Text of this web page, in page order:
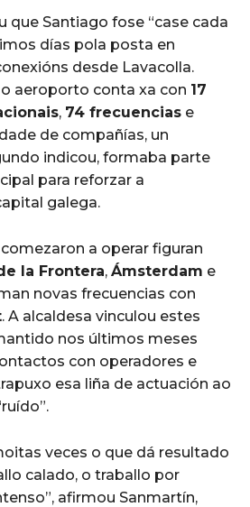
que Santiago fose “case cada
días pola posta en
desde Lavacolla.
aeroporto conta xa con 17
, 74 frecuencias e
de compañías, un
indicou, formaba parte
para reforzar a
galega.
a operar figuran
la Frontera, Ámsterdam e
novas frecuencias con
. A alcaldesa vinculou estes
nos últimos meses
con operadores e
esa liña de actuación ao
veces o que dá resultado
calado, o traballo por
afirmou Sanmartín,